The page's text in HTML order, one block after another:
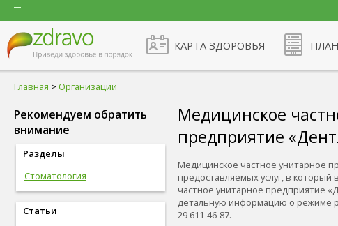
КАРТА ЗДОРОВЬЯ
Главная > Организации
Рекомендуем обратить
внимание
Разделы
Стоматология
Статьи
Медицинское
предприятие
Медицинское частное унитарное
предоставляемых услуг, в
частное унитарное предприятие
детальную информацию о режиме
29 611-46-87.